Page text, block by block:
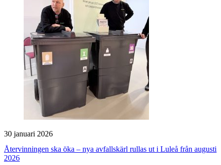
30 januari 2026
Återvinningen ska öka – nya avfallskärl rullas ut i Luleå från augusti
2026